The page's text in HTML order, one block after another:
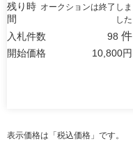
残り時
間
オークションは終了しま
した
入札件数 98 件
開始価格 10,800円
表示価格は「税込価格」です。